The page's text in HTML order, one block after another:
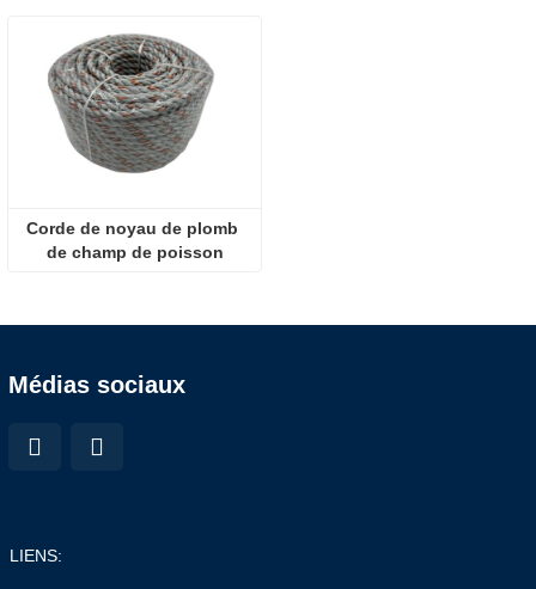
Corde de noyau de plomb
de champ de poisson
Médias sociaux
LIENS: